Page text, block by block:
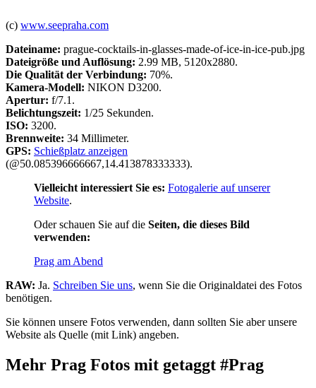
(c) www.seepraha.com
Dateiname: prague-cocktails-in-glasses-made-of-ice-in-ice-pub.jpg
Dateigröße und Auflösung: 2.99 MB, 5120x2880.
Die Qualität der Verbindung: 70%.
Kamera-Modell: NIKON D3200.
Apertur: f/7.1.
Belichtungszeit: 1/25 Sekunden.
ISO: 3200.
Brennweite: 34 Millimeter.
GPS: Schießplatz anzeigen
(@50.085396666667,14.413878333333).
Vielleicht interessiert Sie es: Fotogalerie auf unserer
Website.
Oder schauen Sie auf die Seiten, die dieses Bild
verwenden:
Prag am Abend
RAW: Ja. Schreiben Sie uns, wenn Sie die Originaldatei des Fotos
benötigen.
Sie können unsere Fotos verwenden, dann sollten Sie aber unsere
Website als Quelle (mit Link) angeben.
Mehr Prag Fotos mit getaggt #Prag